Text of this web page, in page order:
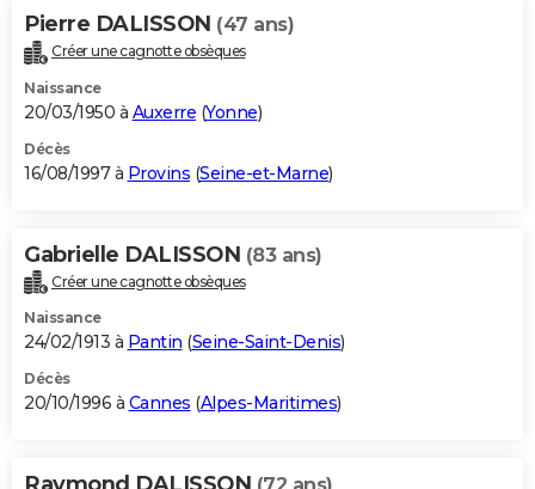
Pierre DALISSON (47 ans)
Créer une cagnotte obsèques
Naissance
20/03/1950 à Auxerre (Yonne)
Décès
16/08/1997 à Provins (Seine-et-Marne)
Gabrielle DALISSON (83 ans)
Créer une cagnotte obsèques
Naissance
24/02/1913 à Pantin (Seine-Saint-Denis)
Décès
20/10/1996 à Cannes (Alpes-Maritimes)